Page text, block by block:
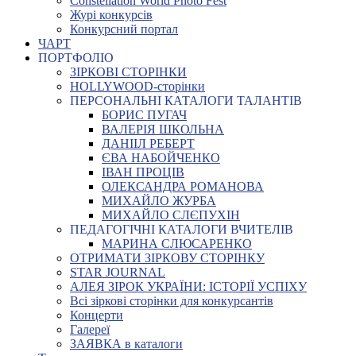
Журі конкурсів
Конкурсний портал
ЧАРТ
ПОРТФОЛІО
ЗІРКОВІ СТОРІНКИ
HOLLYWOOD-сторінки
ПЕРСОНАЛЬНІ КАТАЛОГИ ТАЛАНТІВ
БОРИС ПУГАЧ
ВАЛЕРІЯ ШКОЛЬНА
ДАНІІЛ РЕБЕРТ
ЄВА НАБОЙЧЕНКО
ІВАН ПРОЦІВ
ОЛЕКСАНДРА РОМАНОВА
МИХАЙЛО ЖУРБА
МИХАЙЛО СЛЄПУХІН
ПЕДАГОГІЧНІ КАТАЛОГИ ВЧИТЕЛІВ
МАРИНА СЛЮСАРЕНКО
ОТРИМАТИ ЗІРКОВУ СТОРІНКУ
STAR JOURNAL
АЛЕЯ ЗІРОК УКРАЇНИ: ІСТОРІЇ УСПІХУ
Всі зіркові сторінки для конкурсантів
Концерти
Галереї
ЗАЯВКА в каталоги